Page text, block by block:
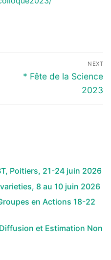
NEXT
Next
* Fête de la Science
2023
Poitiers, 21-24 juin 2026
8 au 10 juin 2026
en Actions 18-22
et Estimation Non